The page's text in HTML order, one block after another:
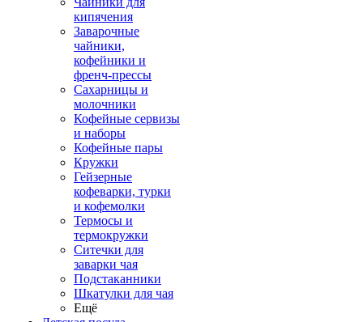
кипячения
Заварочные
чайники,
кофейники и
френч-прессы
Сахарницы и
молочники
Кофейные сервизы
и наборы
Кофейные пары
Кружки
Гейзерные
кофеварки, турки
и кофемолки
Термосы и
термокружки
Ситечки для
заварки чая
Подстаканники
Шкатулки для чая
Ещё